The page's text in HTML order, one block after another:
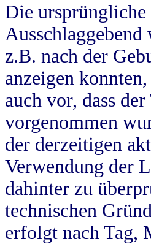
Die
z.B. nach der
anzeigen
auch vor, dass
vorgenommen
der derzeitigen
Verwendung der
dahinter zu
technischen
erfolgt nach Tag,